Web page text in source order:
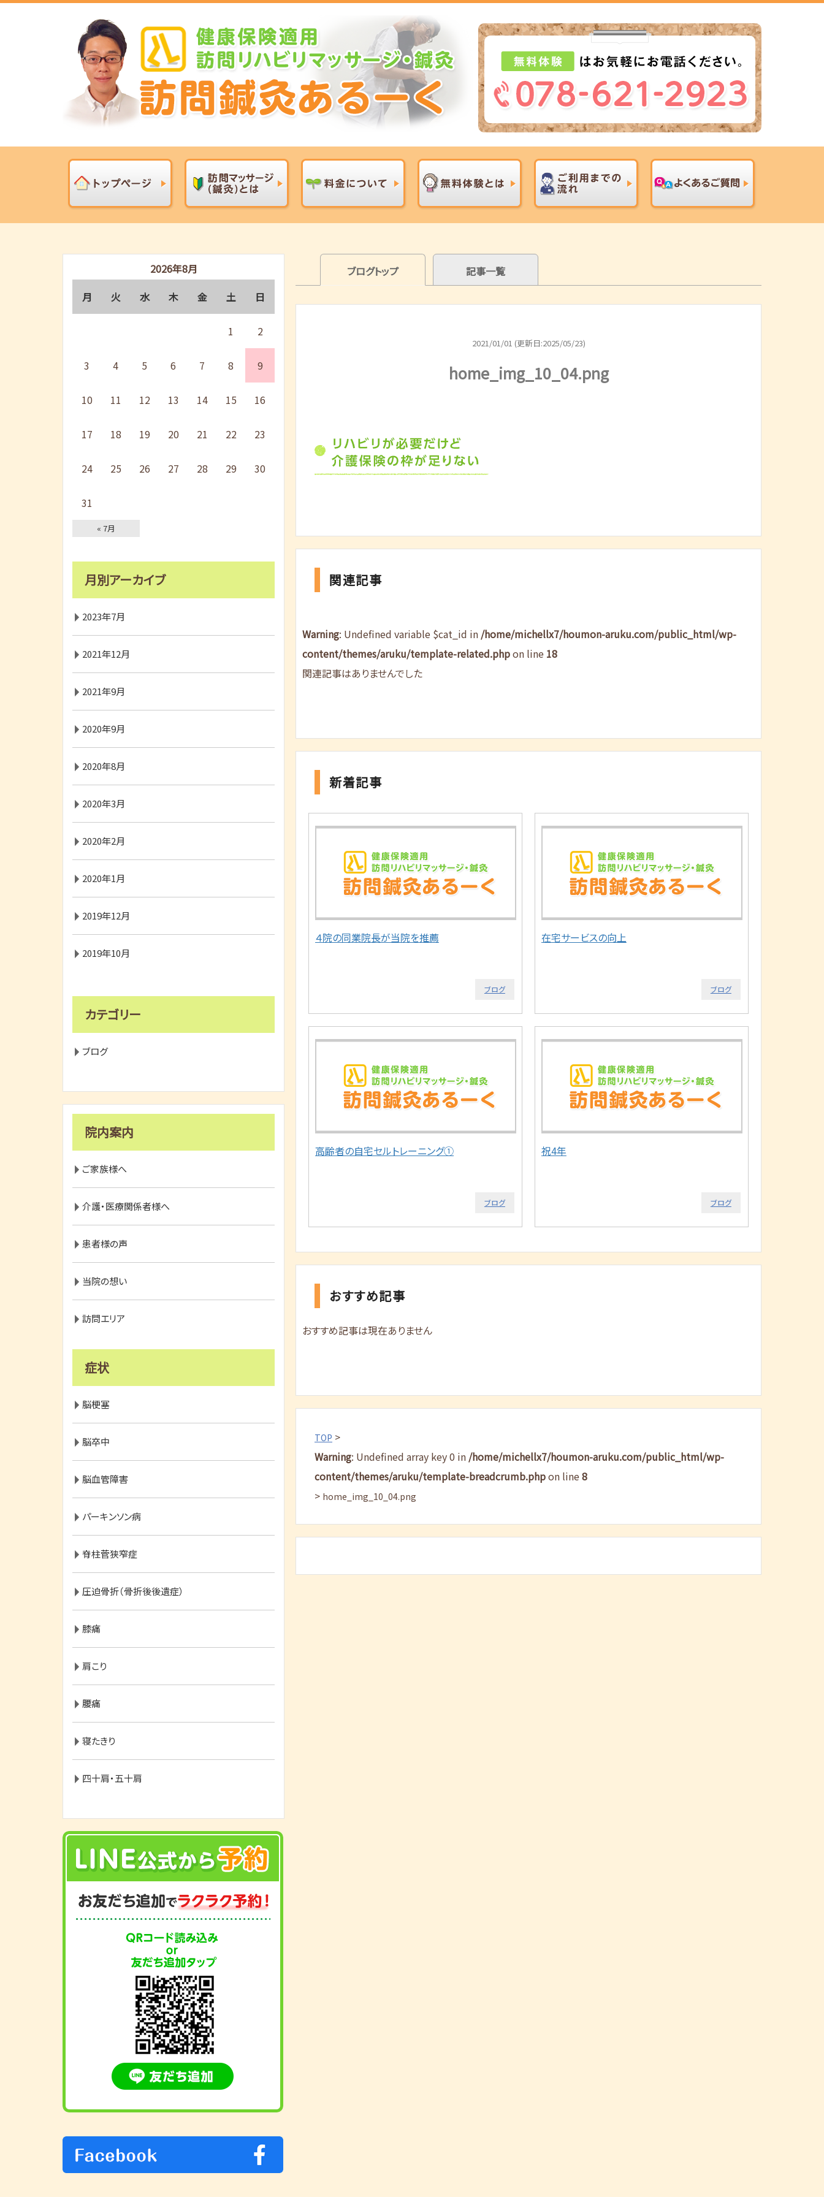
ブログトップ 記事一覧
2021/01/01 (更新日:2025/05/23)
home_img_10_04.png
関連記事
Warning: Undefined variable $cat_id in /home/michellx7/houmon-aruku.com/public_html/wp-
content/themes/aruku/template-related.phpon line 18
関連記事はありませんでした
新着記事
４院の同業院長が当院を推薦
ブログ
在宅サービスの向上
ブログ
高齢者の自宅セルトレーニング①
ブログ
祝4年
ブログ
おすすめ記事
おすすめ記事は現在ありません
TOP >
Warning: Undefined array key 0 in /home/michellx7/houmon-aruku.com/public_html/wp-
content/themes/aruku/template-breadcrumb.phpon line8
> home_img_10_04.png
2026年8月
月
火 水 木 金 土 日
1 2
3 4 5 6 7 8 9
10 11 12 13 14 15 16
17 18 19 20 21 22 23
24 25 26 27 28 29 30
31
« 7月
月別アーカイブ
2023年7月
2021年12月
2021年9月
2020年9月
2020年8月
2020年3月
2020年2月
2020年1月
2019年12月
2019年10月
カテゴリー
ブログ
院内案内
ご家族様へ
介護・医療関係者様へ
患者様の声
当院の想い
訪問エリア
症状
脳梗塞
脳卒中
脳血管障害
パーキンソン病
脊柱菅狭窄症
圧迫骨折（骨折後後遺症）
膝痛
肩こり
腰痛
寝たきり
四十肩・五十肩